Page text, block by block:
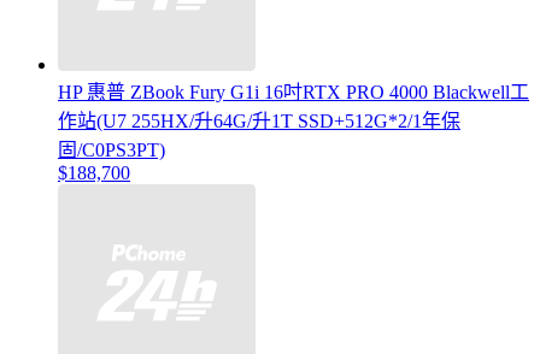
HP 惠普 ZBook Fury G1i 16吋RTX PRO 4000 Blackwell工
作站(U7 255HX/升64G/升1T SSD+512G*2/1年保
固/C0PS3PT)
$188,700